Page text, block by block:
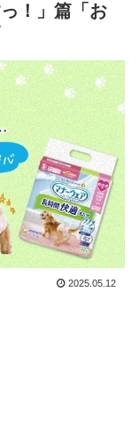
！」篇「お
2025.05.12